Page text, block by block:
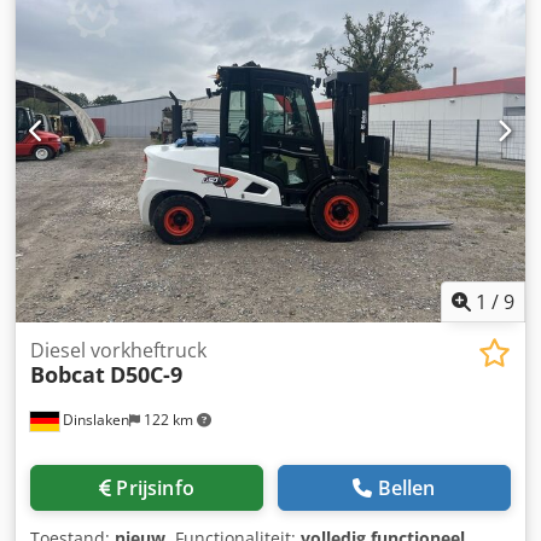
Zwaartepunt last: 500 ISO-klasse: ISO-klasse 4 = 5.000 -
10.000 kg Masttype: Triplex Conditie: Nieuwe truck
Technische staat: Nieuw Voorbanden Type: Superelastisch
Voorbanden Conditie: Nieuw Achterbanden Type:
Superelastisch Achterbanden Toestand: Nieuw
Zijschakeling, 3e ventiel, 4e ventiel, volledige cabine, LED,
radio Dcsdpfx Ajy Up Nkjhgek
1 /9
Dinslaken 122 km
Diesel vorkheftruck
Bobcat D50C-9
Prijsinfo Bellen